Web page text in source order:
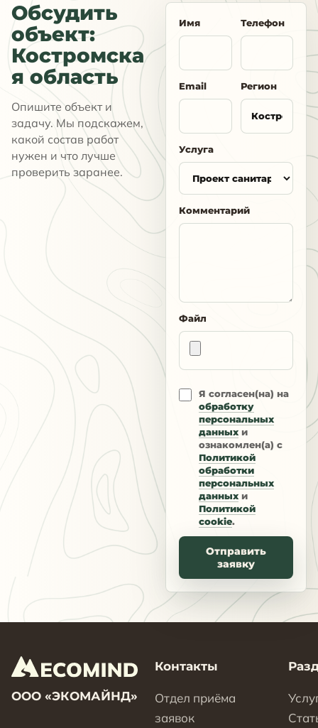
Обсудить
объект:
Костромска
я область
Опишите объект и
задачу. Мы подскажем,
какой состав работ
нужен и что лучше
проверить заранее.
Имя Телефон
Email Регион
Услуга
Комментарий
Файл
Я согласен(на) на
обработку
персональных
данных и
ознакомлен(а) с
Политикой
обработки
персональных
данных и
Политикой
cookie.
Отправить
заявку
ООО «ЭКОМАЙНД»
Контакты
Отдел приёма
заявок